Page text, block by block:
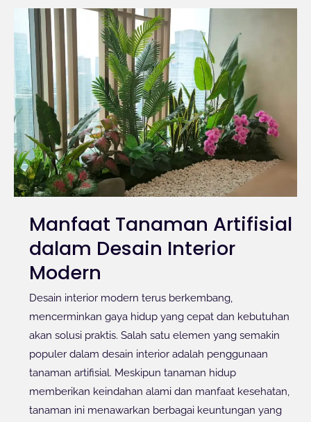
Manfaat Tanaman Artifisial
dalam Desain Interior
Modern
Desain interior modern terus berkembang,
mencerminkan gaya hidup yang cepat dan kebutuhan
akan solusi praktis. Salah satu elemen yang semakin
populer dalam desain interior adalah penggunaan
tanaman artifisial. Meskipun tanaman hidup
memberikan keindahan alami dan manfaat kesehatan,
tanaman ini menawarkan berbagai keuntungan yang